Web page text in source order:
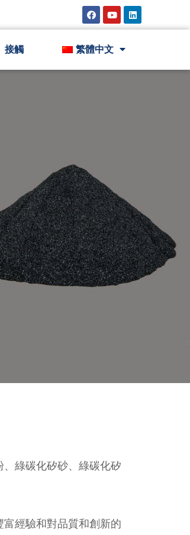
接觸 繁體中文
綠碳化矽砂、綠碳化矽
經驗和對品質和創新的